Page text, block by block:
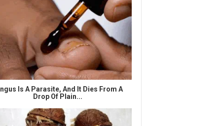
Is A Parasite, And It Dies From A
Drop Of Plain...